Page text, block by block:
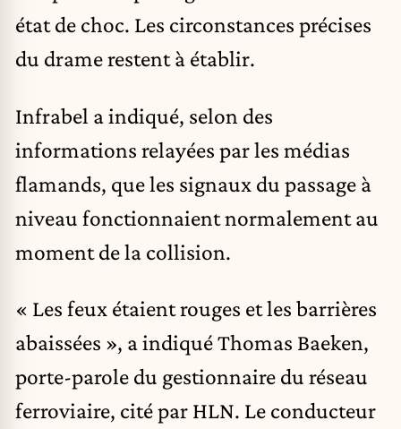
état de choc. Les circonstances précises
du drame restent à établir.
Infrabel a indiqué, selon des
informations relayées par les médias
flamands, que les signaux du passage à
niveau fonctionnaient normalement au
moment de la collision.
« Les feux étaient rouges et les barrières
abaissées », a indiqué Thomas Baeken,
porte-parole du gestionnaire du réseau
ferroviaire, cité par HLN. Le conducteur